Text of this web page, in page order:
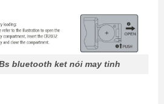
bluetooth ket nói may tinh